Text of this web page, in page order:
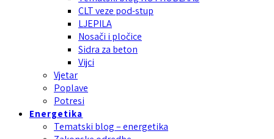
CLT veze pod-stup
LJEPILA
Nosači i pločice
Sidra za beton
Vijci
Vjetar
Poplave
Potresi
Energetika
Tematski blog – energetika